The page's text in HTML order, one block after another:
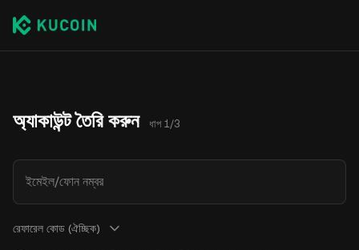
অ্যাকাউন্ট তৈরি করুন ধাপ 1/3
ইমেইল/ফোন নম্বর
রেফারেল কোড (ঐচ্ছিক)